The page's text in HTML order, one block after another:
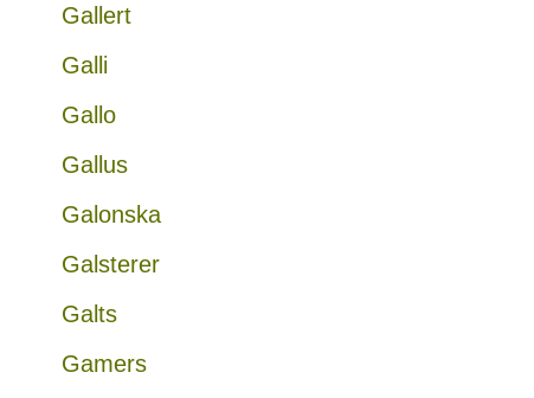
Gallert
Galli
Gallo
Gallus
Galonska
Galsterer
Galts
Gamers